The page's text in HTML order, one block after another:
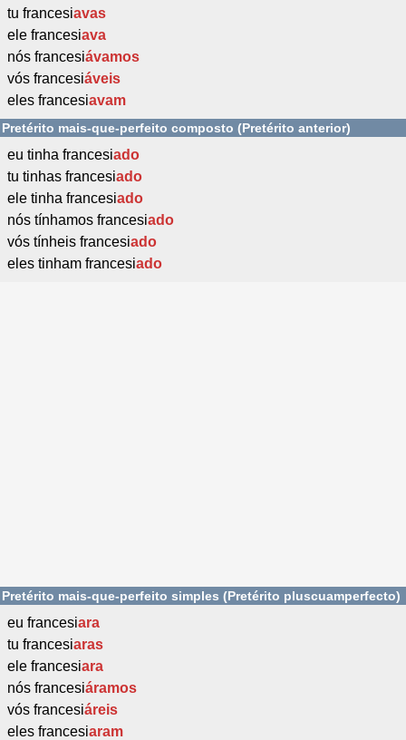
tu francesiavas
ele francesiava
nós francesiávamos
vós francesiáveis
eles francesiavam
Pretérito mais-que-perfeito composto (Pretérito anterior)
eu tinha francesiado
tu tinhas francesiado
ele tinha francesiado
nós tínhamos francesiado
vós tínheis francesiado
eles tinham francesiado
Pretérito mais-que-perfeito simples (Pretérito pluscuamperfecto)
eu francesiara
tu francesiaras
ele francesiara
nós francesiáramos
vós francesiáreis
eles francesiaram